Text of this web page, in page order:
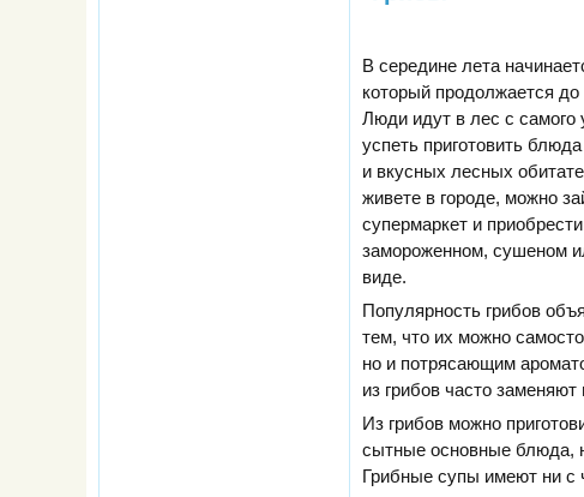
В середине лета
который продолжается до
Люди идут в лес с самого
успеть приготовить
и вкусных лесных
живете в городе, можно
супермаркет и
замороженном, сушеном
виде.
Популярность грибов
тем, что их можно
но и потрясающим
из грибов часто
Из грибов можно
сытные основные блюда,
Грибные супы имеют ни с